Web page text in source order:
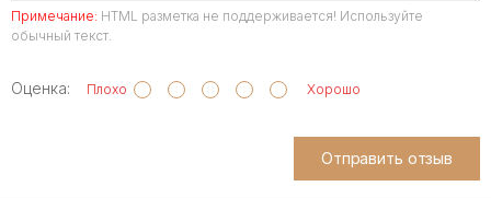
Примечание: HTML разметка не поддерживается! Используйте
обычный текст.
Оценка: Плохо Хорошо
Отправить отзыв